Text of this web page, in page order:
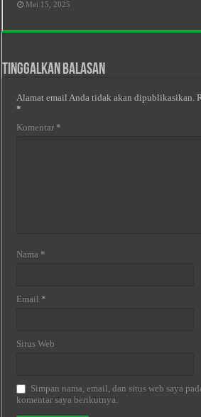
Mei 15, 2025
Tinggalkan Balasan
Alamat email Anda tidak akan dipublikasikan.
*
Komentar *
Nama *
Email *
Situs Web
Simpan nama, email, dan situs web saya
komentar saya berikutnya.